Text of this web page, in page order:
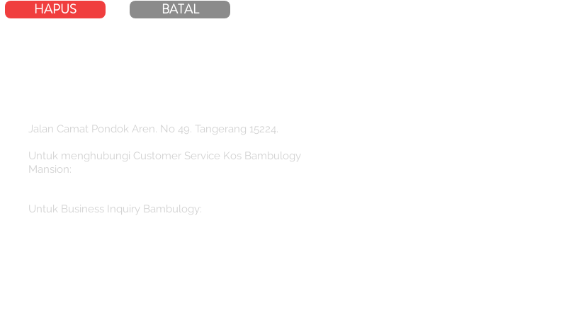
HAPUS BATAL
Jalan Camat Pondok Aren. No 49. Tangerang 15224.
Untuk menghubungi Customer Service Kos Bambulogy
Mansion:
Untuk Business Inquiry Bambulogy: